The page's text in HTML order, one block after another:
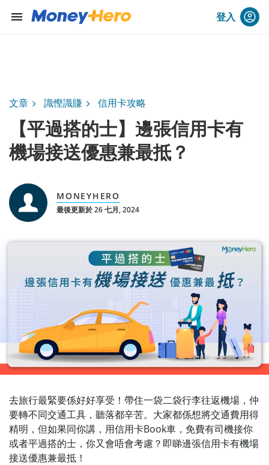
menu 登入
文章 識慳識賺 信用卡攻略
【平過搭的士】邊張信用卡有
機場接送優惠兼最抵？
MONEYHERO
最後更新於 26 七月, 2024
去旅行最緊要係好好享受！帶住一袋二袋行李往返機場，仲
要轉不同交通工具，聽落都辛苦。大家都係想將交通費用得
精明，但如果同你講，用信用卡Book車，免費有司機接你
或者平過搭的士，你又會唔會考慮？即睇邊張信用卡有機場
接送優惠兼最抵！